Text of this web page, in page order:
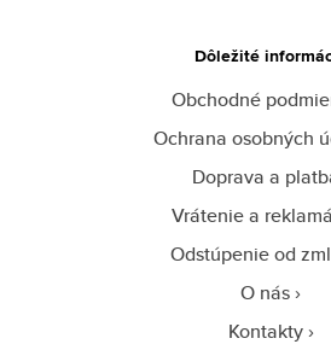
Dôležité
Obchodné
Ochrana osobných
Doprava a
Vrátenie a
Odstúpenie od
O nás
Kontakty